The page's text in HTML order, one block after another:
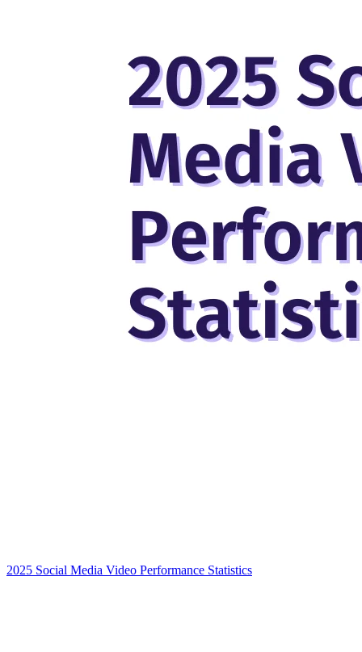
2025 Social Media Video Performance Statistics